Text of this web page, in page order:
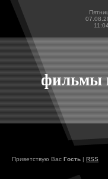
11:04
фильмы
Приветствую Вас Гость | RSS